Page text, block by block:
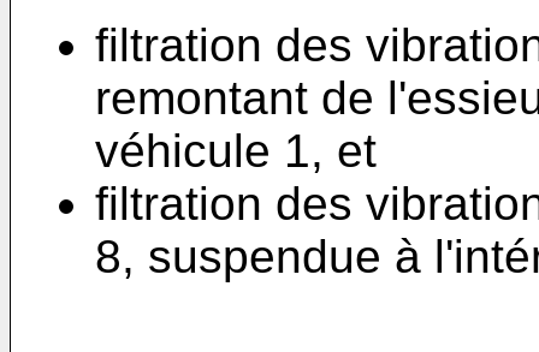
filtration des
remontant de
véhicule 1, et
filtration des
8, suspendue à